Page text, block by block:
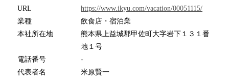
URL
https://www.ikyu.com/vacation/00051115/
業種
飲食店・宿泊業
本社所在地
熊本県上益城郡甲佐町大字岩下１３１番
地１号
電話番号
-
代表者名
米原賢一